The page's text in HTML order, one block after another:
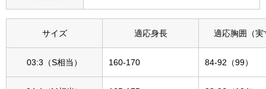
ウオッチ／
サイズ 適応身長 適応胸囲（実
03:3（S相当） 160-170 84-92（99）